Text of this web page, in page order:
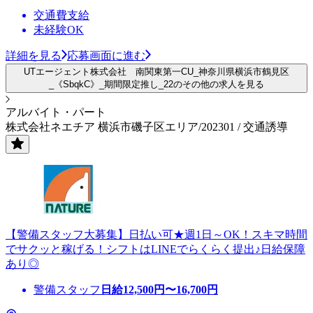
交通費支給
未経験OK
詳細を見る 応募画面に進む
UTエージェント株式会社 南関東第一CU_神奈川県横浜市鶴見区
_《SbqkC》_期間限定推し_22のその他の求人を見る
アルバイト・パート
株式会社ネエチア 横浜市磯子区エリア/202301 / 交通誘導
【警備スタッフ大募集】日払い可★週1日～OK！スキマ時間
でサクッと稼げる！シフトはLINEでらくらく提出♪日給保障
あり◎
警備スタッフ 日給12,500円〜16,700円